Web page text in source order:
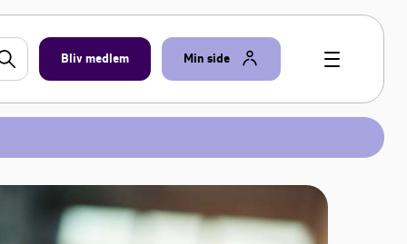
Bliv medlem Min side